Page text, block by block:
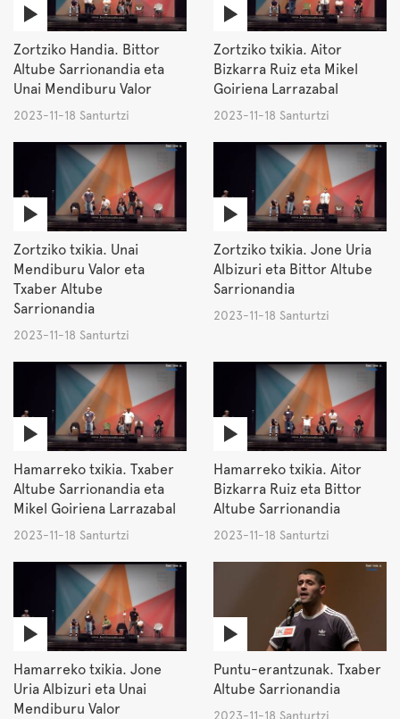
Zortziko Handia. Bittor
Altube Sarrionandia eta
Unai Mendiburu Valor
2023-11-18 Santurtzi
Zortziko txikia. Aitor
Bizkarra Ruiz eta Mikel
Goiriena Larrazabal
2023-11-18 Santurtzi
Zortziko txikia. Unai
Mendiburu Valor eta
Txaber Altube
Sarrionandia
2023-11-18 Santurtzi
Zortziko txikia. Jone Uria
Albizuri eta Bittor Altube
Sarrionandia
2023-11-18 Santurtzi
Hamarreko txikia. Txaber
Altube Sarrionandia eta
Mikel Goiriena Larrazabal
2023-11-18 Santurtzi
Hamarreko txikia. Aitor
Bizkarra Ruiz eta Bittor
Altube Sarrionandia
2023-11-18 Santurtzi
Hamarreko txikia. Jone
Uria Albizuri eta Unai
Mendiburu Valor
Puntu-erantzunak. Txaber
Altube Sarrionandia
2023-11-18 Santurtzi